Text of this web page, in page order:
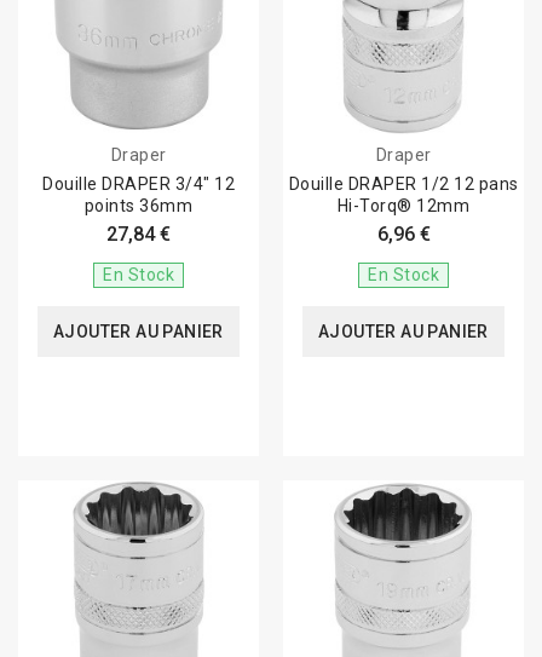
Draper
Douille DRAPER 3/4" 12
points 36mm
27,84 €
En Stock
AJOUTER AU PANIER
Draper
Douille DRAPER 1/2 12 pans
Hi-Torq® 12mm
6,96 €
En Stock
AJOUTER AU PANIER